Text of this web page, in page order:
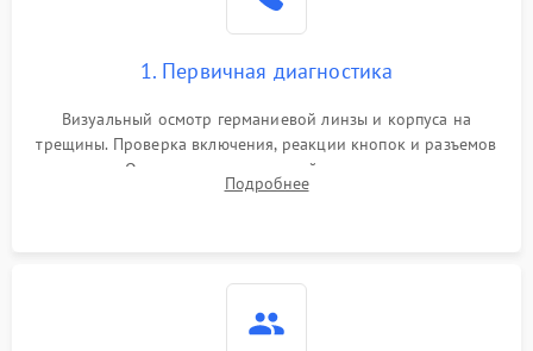
1. Первичная диагностика
Визуальный осмотр германиевой линзы и корпуса на
трещины. Проверка включения, реакции кнопок и разъемов
зарядки. Оценка вывода тепловой сигнатуры на экран,
проверка базовых функций и считывание системных
Подробнее